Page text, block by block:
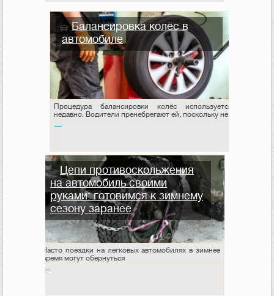
Балансировка колёс в
автомобиле
Процедура балансировки колёс используется
недавно. Водители пренебрегают ей, поскольку не
…
Цепи противоскольжения
на автомобиль своими
руками: готовимся к зимнему
сезону заранее
Часто поездки на легковых автомобилях в зимнее
время могут обернуться
…